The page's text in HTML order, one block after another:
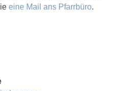
eine Mail ans Pfarrbüro.